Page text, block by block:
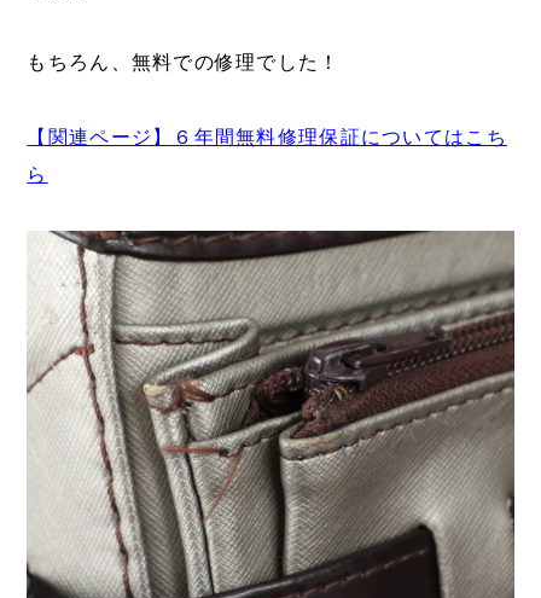
もちろん、無料での修理でした！
【関連ページ】６年間無料修理保証についてはこち
ら